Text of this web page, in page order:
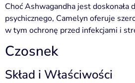
Choć Ashwagandha jest doskonała
psychicznego, Camelyn oferuje
w tym ochronę przed infekcjami i
Czosnek
Skład i Właściwości